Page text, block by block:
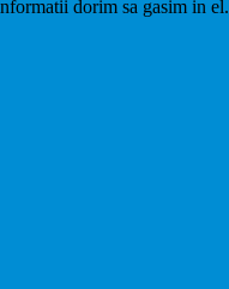
dorim sa gasim in el.